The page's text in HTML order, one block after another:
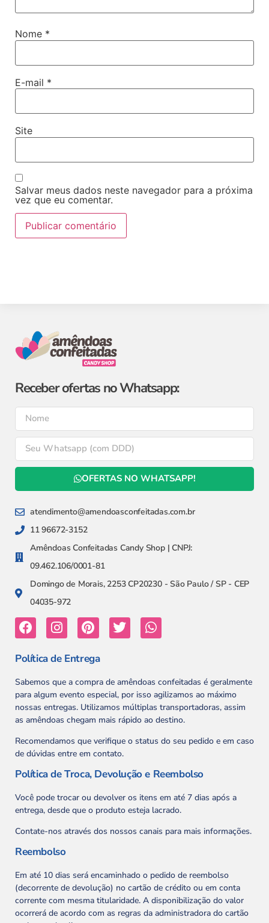
Nome *
E-mail *
Site
Salvar meus dados neste navegador para a próxima
vez que eu comentar.
Receber ofertas no Whatsapp:
OFERTAS NO WHATSAPP!
atendimento@amendoasconfeitadas.com.br
11 96672-3152
Amêndoas Confeitadas Candy Shop | CNPJ:
09.462.106/0001-81
Domingo de Morais, 2253 CP20230 - São Paulo / SP - CEP
04035-972
Política de Entrega
Sabemos que a compra de amêndoas confeitadas é geralmente
para algum evento especial, por isso agilizamos ao máximo
nossas entregas. Utilizamos múltiplas transportadoras, assim
as amêndoas chegam mais rápido ao destino.
Recomendamos que verifique o status do seu pedido e em caso
de dúvidas entre em contato.
Política de Troca, Devolução e Reembolso
Você pode trocar ou devolver os itens em até 7 dias após a
entrega, desde que o produto esteja lacrado.
Contate-nos através dos nossos canais para mais informações.
Reembolso
Em até 10 dias será encaminhado o pedido de reembolso
(decorrente de devolução) no cartão de crédito ou em conta
corrente com mesma titularidade. A disponibilização do valor
ocorrerá de acordo com as regras da administradora do cartão